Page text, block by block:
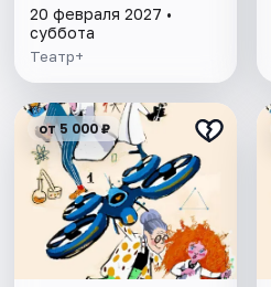
20 февраля 2027 •
суббота
Театр+
от 5 000 ₽